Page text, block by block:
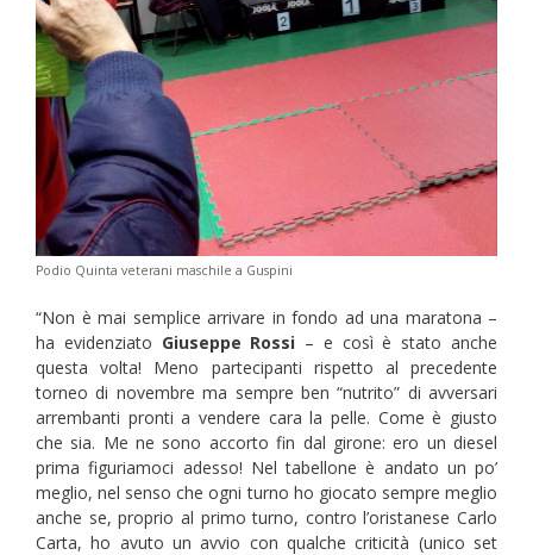
Podio Quinta veterani maschile a Guspini
“Non è mai semplice arrivare in fondo ad una maratona –
ha evidenziato Giuseppe Rossi – e così è stato anche
questa volta! Meno partecipanti rispetto al precedente
torneo di novembre ma sempre ben “nutrito” di avversari
arrembanti pronti a vendere cara la pelle. Come è giusto
che sia. Me ne sono accorto fin dal girone: ero un diesel
prima figuriamoci adesso! Nel tabellone è andato un po’
meglio, nel senso che ogni turno ho giocato sempre meglio
anche se, proprio al primo turno, contro l’oristanese Carlo
Carta, ho avuto un avvio con qualche criticità (unico set